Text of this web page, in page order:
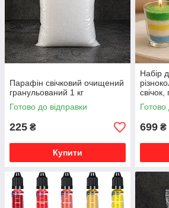
Парафін свічковий очищений
гранульований 1 кг
Готово до відправки
225 ₴
Купити
Набір
Готово
699 ₴